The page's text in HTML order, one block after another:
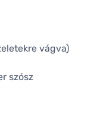
vágva)
szósz